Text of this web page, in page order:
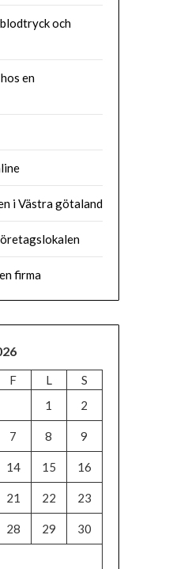
och
en
i Västra götaland
firma
F L
S
1
2
7 8 9
14 15 16
21 22 23
28 29 30